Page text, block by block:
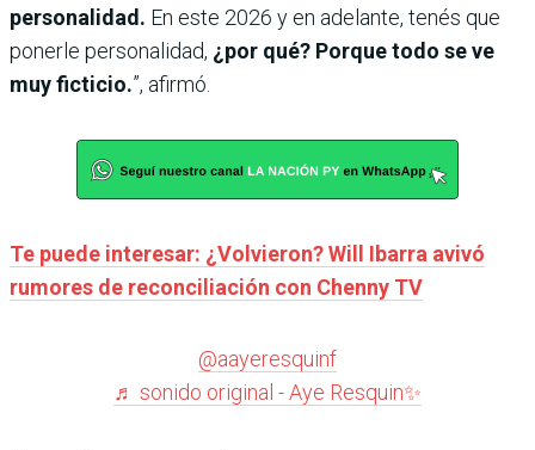
personalidad. En este 2026 y en adelante, tenés que
ponerle personalidad, ¿por qué? Porque todo se ve
muy ficticio.”, afirmó.
Te puede interesar: ¿Volvieron? Will Ibarra avivó
rumores de reconciliación con Chenny TV
@aayeresquinf
♬ sonido original - Aye Resquin✨